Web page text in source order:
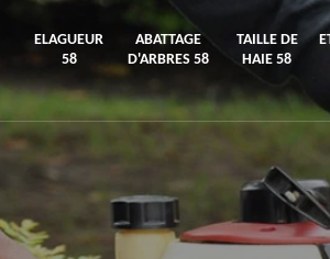
ELAGUEUR
58
ABATTAGE
D'ARBRES 58
TAILLE DE
HAIE 58